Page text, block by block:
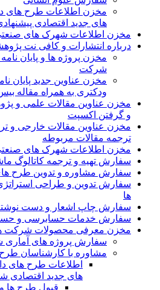
مخزن اطلاعات طرح های
های جدید اقتصادی
مخزن اطلاعات شهرک های
درباره انتشارات و کافی نت
مخزن پروژه ها و پایان
شرکت
مخزن عناوین جدید پایان
ودکتری به همراه مقاله
و گرفتن اکسپت
مخزن عناوین مقالات خارجی و
ترجمه مقالات مربوطه
مخزن اطلاعات شهرک های
سفارش تهیه و ترجمه کاتالوگ
سفارش مشاوره و تدوین طرح
سفارش تدوین و طراحی
ها
سفارش چاپ اشعار و دست
سفارش خدمات حسابرسی و
مخزن معرفی محصولات شرکت
سفارش پروژه های آماری
مشاوره با کارشناسان
اطلاعات طرح های
های جدید اقتصادی
قبول طرح ها